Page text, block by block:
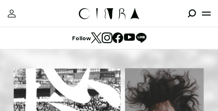
Follow